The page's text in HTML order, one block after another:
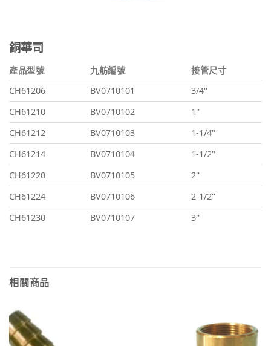
銅華司
產品型號 九舫編號
接管尺寸
CH61206
BV0710101
3/4''
CH61210
BV0710102
1''
CH61212
BV0710103
1-1/4''
CH61214
BV0710104
1-1/2''
CH61220
BV0710105
2''
CH61224
BV0710106
2-1/2''
CH61230
BV0710107 3''
相關商品